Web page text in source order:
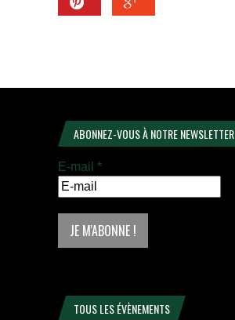
ABONNEZ-VOUS À NOTRE NEWSLETTER
E-mail *
TOUS LES ÉVÈNEMENTS